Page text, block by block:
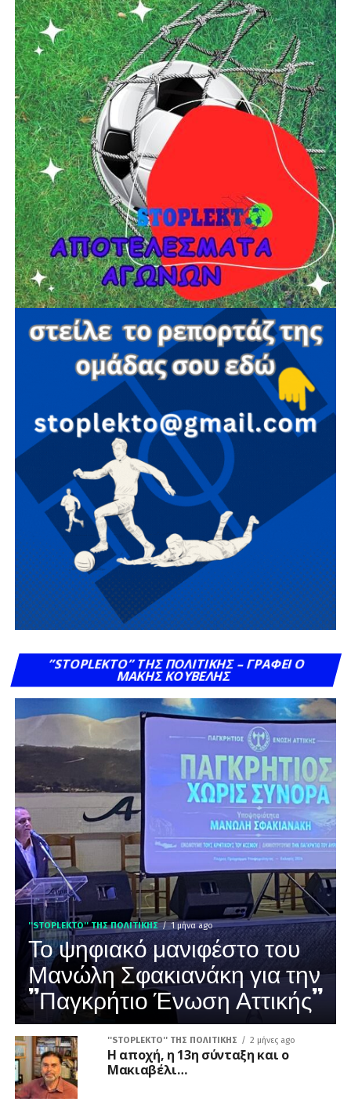
”STOPLEKTO” ΤΗΣ ΠΟΛΙΤΙΚΗΣ – ΓΡΆΦΕΙ Ο
ΜΆΚΗΣ ΚΟΥΒΈΛΗΣ
''STOPLEKTO'' ΤΗΣ ΠΟΛΙΤΙΚΗΣ 1 μήνα ago
Το ψηφιακό μανιφέστο του
Μανώλη Σφακιανάκη για την
”Παγκρήτιο Ένωση Αττικής”
''STOPLEKTO'' ΤΗΣ ΠΟΛΙΤΙΚΗΣ 2 μήνες ago
Η αποχή, η 13η σύνταξη και ο
Μακιαβέλι…